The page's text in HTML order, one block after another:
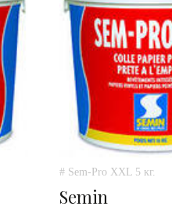
# Sem-Pro XXL 5 кг.
Semin